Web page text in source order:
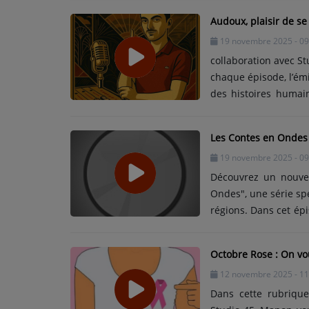
ADHÉREZ À STUDIO 45 !
des bénévoles,et
qu’associatif. Un
Audoux, plaisir de
19 novembre 2025 -
collaboration avec
chaque épisode,
des histoires
micro pour offrir un
regards croisés sur
Les Contes en
19 novembre 2025 -
Découvrez un
Ondes", une série
régions. Dans cet
récit qui traverse le
à écouter dès
Octobre Rose : On
12 novembre 2025 -
Dans cette